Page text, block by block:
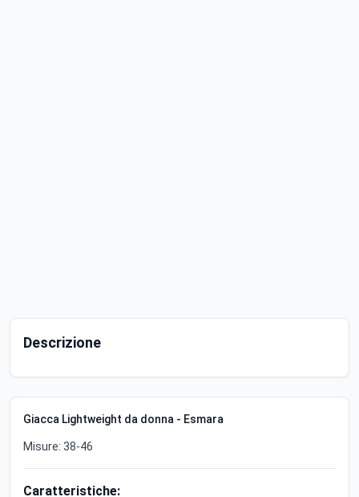
Descrizione
Giacca Lightweight da donna - Esmara
Misure: 38-46
Caratteristiche: